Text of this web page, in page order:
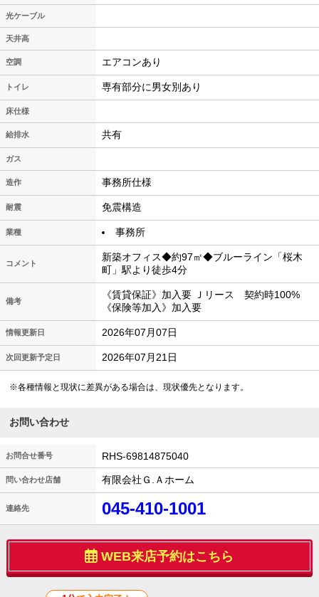
光ケーブル
天井高
空調 エアコンあり
トイレ 専有部分に男女別あり
床仕様
給排水 共有
ガス
造作 事務所仕様
耐震 免震構造
業種 事務所
コメント
新築オフィス◆約97㎡◆ブルーライン「桜木
町」駅より徒歩4分
備考
《賃貸保証》加入要 Ｊリース 契約時100%
《保険等加入》加入要
情報更新日 2026年07月07日
次回更新予定日 2026年07月21日
※各種情報と現状に差異がある場合は、現状優先となります。
お問い合わせ
お問合せ番号 RHS-69814875040
問い合わせ店舗 有限会社Ｇ.Ａホーム
連絡先 045-410-1001
WEB来店予約はこちら